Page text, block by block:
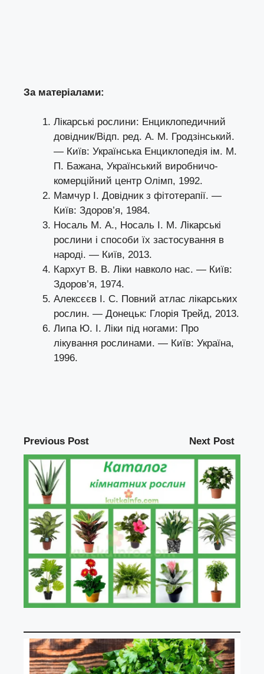
За матеріалами:
Лікарські рослини: Енциклопедичний
довідник/Відп. ред. А. М. Гродзінський.
— Київ: Українська Енциклопедія ім. М.
П. Бажана, Український виробничо-
комерційний центр Олімп, 1992.
Мамчур І. Довідник з фітотерапії. —
Київ: Здоров’я, 1984.
Носаль М. А., Носаль І. М. Лікарські
рослини і способи їх застосування в
народі. — Київ, 2013.
Кархут В. В. Ліки навколо нас. — Київ:
Здоров’я, 1974.
Алексєєв І. С. Повний атлас лікарських
рослин. — Донецьк: Глорія Трейд, 2013.
Липа Ю. І. Ліки під ногами: Про
лікування рослинами. — Київ: Україна,
1996.
Previous Post Next Post